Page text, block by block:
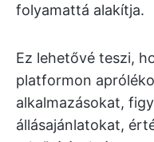
folyamattá alakítja.
Ez lehetővé teszi,
platformon
alkalmazásokat,
állásajánlatokat,